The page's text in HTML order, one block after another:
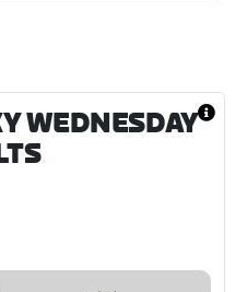
WEDNESDAY